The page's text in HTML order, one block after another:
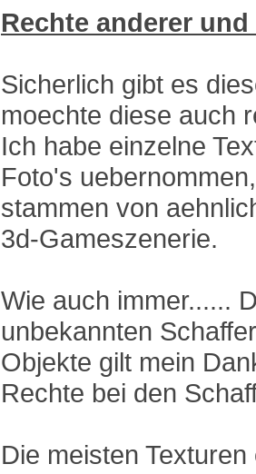
Rechte anderer
Sicherlich gibt es
moechte diese auch
Ich habe einzelne
Foto's
stammen von
3d-Gameszenerie.
Wie auch immer......
unbekannten
Objekte gilt mein
Rechte bei den
Die meisten